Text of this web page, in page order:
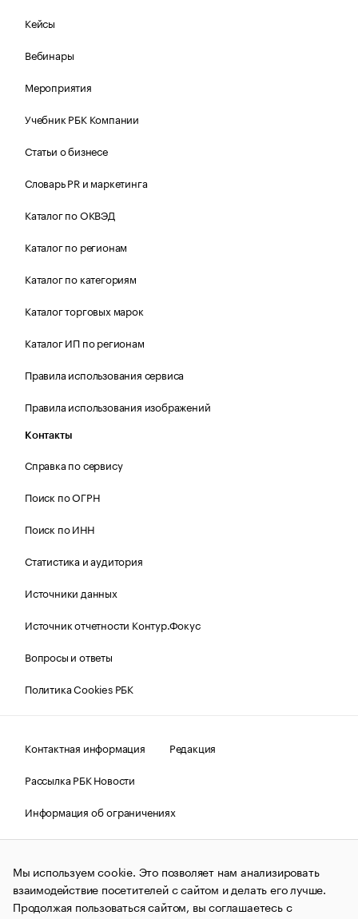
Кейсы
Вебинары
Мероприятия
Учебник РБК Компании
Статьи о бизнесе
Словарь PR и маркетинга
Каталог по ОКВЭД
Каталог по регионам
Каталог по категориям
Каталог торговых марок
Каталог ИП по регионам
Правила использования сервиса
Правила использования изображений
Контакты
Справка по сервису
Поиск по ОГРН
Поиск по ИНН
Статистика и аудитория
Источники данных
Источник отчетности Контур.Фокус
Вопросы и ответы
Политика Cookies РБК
Контактная информация
Редакция
Рассылка РБК Новости
Информация об ограничениях
Правовая информация
О соблюдении авторских прав
© АО «РОСБИЗНЕСКОНСАЛТИНГ»,1995–2026.Сообщения
и материалы информационного агентства «РБК»
(зарегистрировано Федеральной службой по надзору в сфере
связи, информационных технологий и массовых
Мы используем cookie. Это позволяет нам анализировать
взаимодействие посетителей с сайтом и делать его лучше.
Продолжая пользоваться сайтом, вы соглашаетесь с